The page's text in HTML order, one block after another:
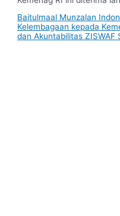
Baitulmaal Munzalan
Kelembagaan kepada
dan Akuntabilitas ZISWAF